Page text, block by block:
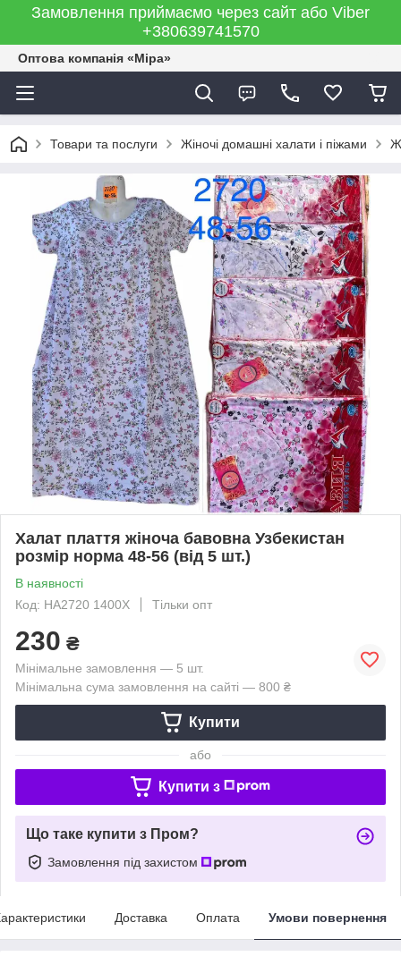
Замовлення приймаємо через сайт або Viber
+380639741570
Оптова компанія «Міра»
Товари та послуги Жіночі домашні халати і піжами
Халат плаття жіноча бавовна Узбекистан
розмір норма 48-56 (від 5 шт.)
В наявності
Код: HA2720 1400X
Тільки опт
230 ₴
Мінімальне замовлення — 5 шт.
Мінімальна сума замовлення на сайті — 800 ₴
Купити
або
Купити з
Що таке купити з Пром?
Замовлення під захистом
Доставка Оплата Умови повернення